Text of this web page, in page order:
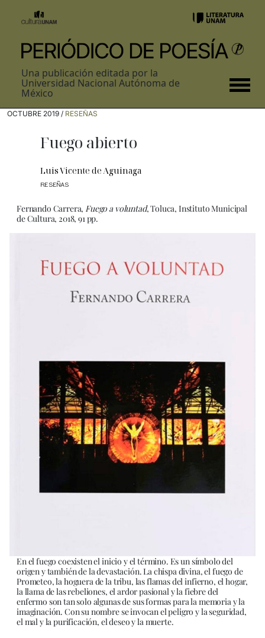
Una publicación editada por la
Universidad Nacional Autónoma de
México
OCTUBRE 2019 / RESEÑAS
Fuego abierto
Luis Vicente de Aguinaga
RESEÑAS
Fernando Carrera,Fuego a voluntad, Toluca, Instituto Municipal
de Cultura, 2018, 91 pp.
En el fuego coexisten el inicio y el término. Es un símbolo del
origen y también de la devastación. La chispa divina, el fuego de
Prometeo, la hoguera de la tribu, las flamas del infierno, el hogar,
la llama de las rebeliones, el ardor pasional y la fiebre del
enfermo son tan solo algunas de sus formas para la memoria y la
imaginación. Con su nombre se invocan el peligro y la seguridad,
el mal y la purificación, el deseo y la muerte.